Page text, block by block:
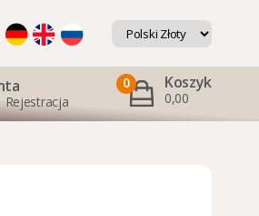
Rejestracja
0 Koszyk
0,00